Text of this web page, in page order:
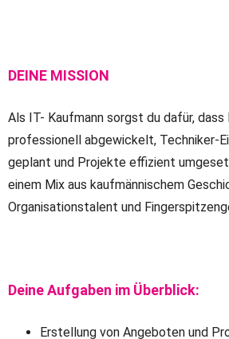
DEINE MISSION
Als IT- Kaufmann sorgst du dafür, dass
professionell abgewickelt, Techniker-
geplant und Projekte effizient
einem Mix aus kaufmännischem
Organisationstalent und
Deine Aufgaben im Überblick:
Erstellung von Angeboten und